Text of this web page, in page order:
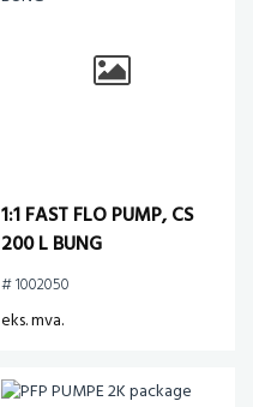
1:1 FAST FLO PUMP, CS
200 L BUNG
# 1002050
eks. mva.